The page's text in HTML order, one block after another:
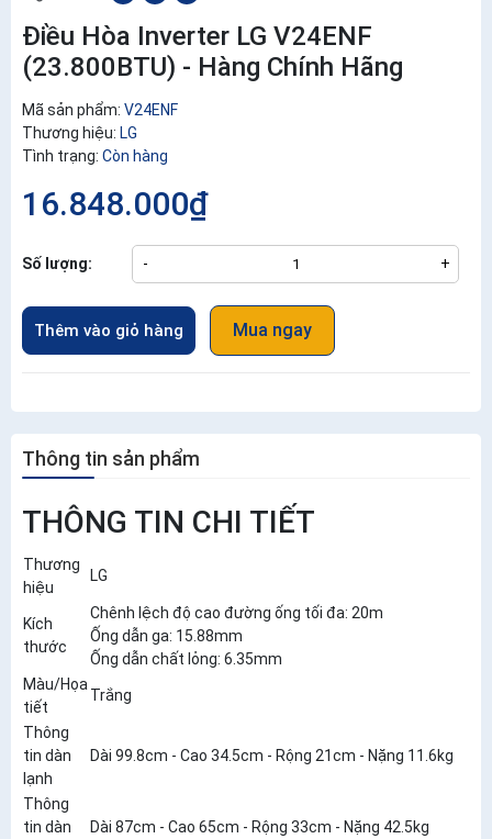
Điều Hòa Inverter LG V24ENF
(23.800BTU) - Hàng Chính Hãng
Mã sản phẩm: V24ENF
Thương hiệu: LG
Tình trạng: Còn hàng
16.848.000₫
Số lượng: - +
Thêm vào giỏ hàng Mua ngay
Thông tin sản phẩm
THÔNG TIN CHI TIẾT
Thương
hiệu
LG
Kích
thước
Chênh lệch độ cao đường ống tối đa: 20m
Ống dẫn ga: 15.88mm
Ống dẫn chất lỏng: 6.35mm
Màu/Họa
tiết
Trắng
Thông
tin dàn
lạnh
Dài 99.8cm - Cao 34.5cm - Rộng 21cm - Nặng 11.6kg
Thông
tin dàn
Dài 87cm - Cao 65cm - Rộng 33cm - Nặng 42.5kg